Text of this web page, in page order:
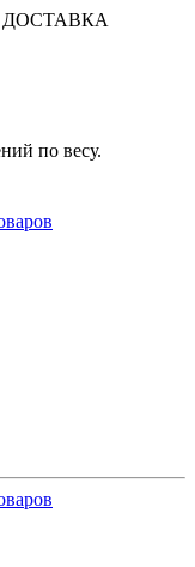
ДОСТАВКА
по весу.